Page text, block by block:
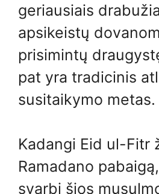
geriausiais
apsikeistų
prisimintų
pat yra tradicinis
susitaikymo metas.
Kadangi Eid ul-Fitr
Ramadano
svarbi šios